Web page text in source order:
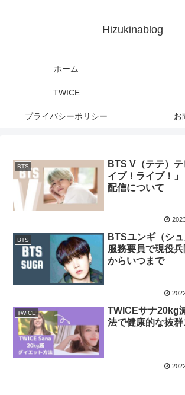
Hizukinablog
ホーム
TWICE
プライバシーポリシー お
BTS
BTS V（テテ）
イブ！ライブ！
配信について
BTS
BTSユンギ（シ
服務要員で現役
からいつまで
TWICE
TWICEサナ20kg
法で健康的な抜